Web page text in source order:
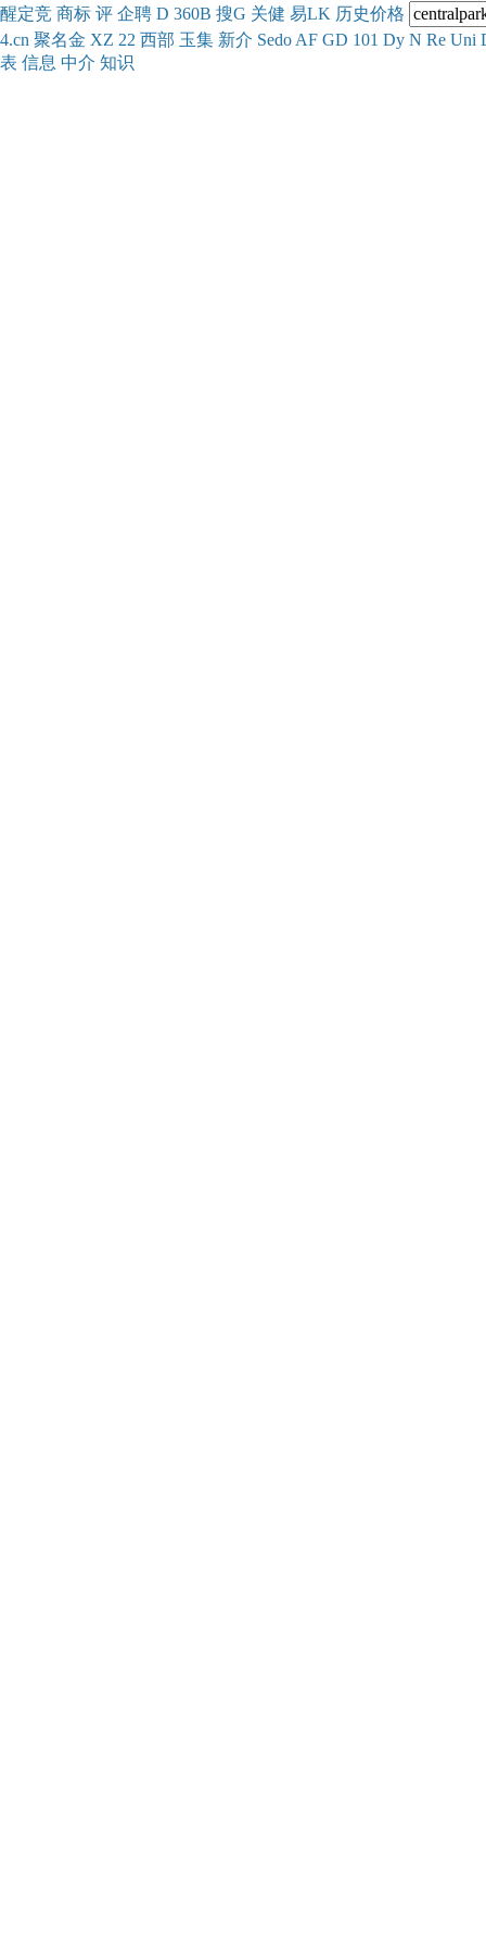
醒定竞 商标 评 企聘 D 360B 搜G 关健 易LK 历史价格
4.cn 聚名金 XZ 22 西部 玉集 新介 Sedo AF GD 101 Dy N Re Uni
表 信息 中介 知识